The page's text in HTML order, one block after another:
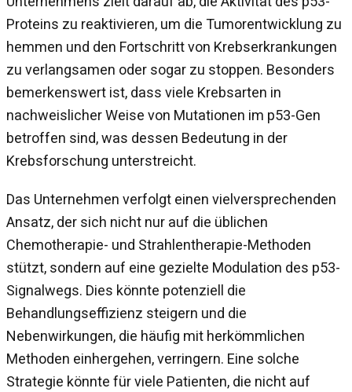
Proteins zu reaktivieren, um die Tumorentwicklung zu
hemmen und den Fortschritt von Krebserkrankungen
zu verlangsamen oder sogar zu stoppen. Besonders
bemerkenswert ist, dass viele Krebsarten in
nachweislicher Weise von Mutationen im p53-Gen
betroffen sind, was dessen Bedeutung in der
Krebsforschung unterstreicht.
Das Unternehmen verfolgt einen vielversprechenden
Ansatz, der sich nicht nur auf die üblichen
Chemotherapie- und Strahlentherapie-Methoden
stützt, sondern auf eine gezielte Modulation des p53-
Signalwegs. Dies könnte potenziell die
Behandlungseffizienz steigern und die
Nebenwirkungen, die häufig mit herkömmlichen
Methoden einhergehen, verringern. Eine solche
Strategie könnte für viele Patienten, die nicht auf